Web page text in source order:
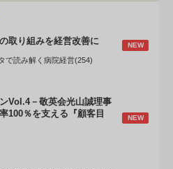
取り組みを経営改善に NEW
で読み解く病院経営(254)
Vol.4－敬英会光山誠理事
100％を支える『顧客目
NEW